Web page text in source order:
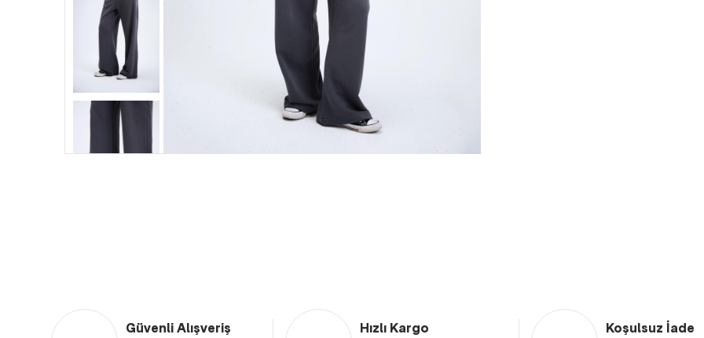
Güvenli Alışveriş Hızlı Kargo Koşulsuz İade